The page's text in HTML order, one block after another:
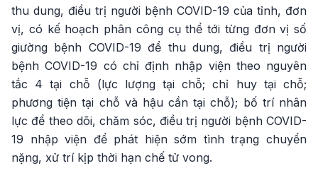
thu dung, điều trị người bệnh COVID-19 của tỉnh, đơn
vị, có kế hoạch phân công cụ thể tới từng đơn vị số
giường bệnh COVID-19 để thu dung, điều trị người
bệnh COVID-19 có chỉ định nhập viện theo nguyên
tắc 4 tại chỗ (lực lượng tại chỗ; chỉ huy tại chỗ;
phương tiện tại chỗ và hậu cần tại chỗ); bố trí nhân
lực để theo dõi, chăm sóc, điều trị người bệnh COVID-
19 nhập viện để phát hiện sớm tình trạng chuyển
nặng, xử trí kịp thời hạn chế tử vong.